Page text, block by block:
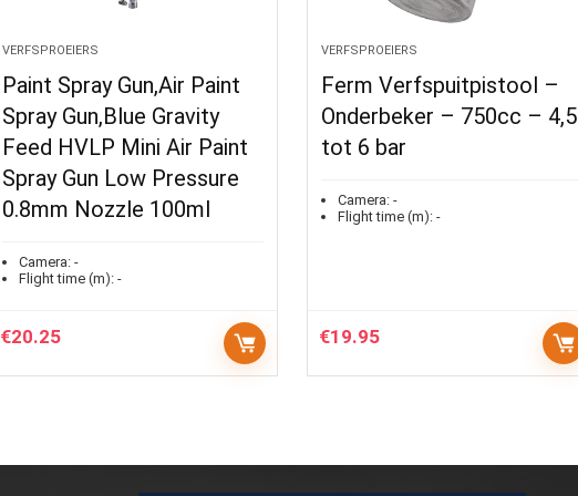
VERFSPROEIERS
Paint Spray Gun,Air Paint
Spray Gun,Blue Gravity
Feed HVLP Mini Air Paint
Spray Gun Low Pressure
0.8mm Nozzle 100ml
Camera:-
Flight time (m):-
€20.25
VERFSPROEIERS
Ferm Verfspuitpistool –
Onderbeker – 750cc – 4,5
tot 6 bar
Camera: -
Flight time (m): -
€19.95